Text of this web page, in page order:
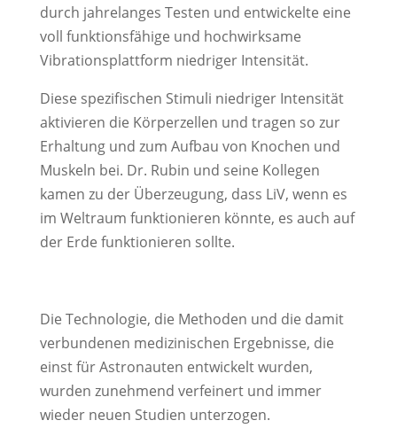
durch jahrelanges Testen und entwickelte eine
voll funktionsfähige und hochwirksame
Vibrationsplattform niedriger Intensität.
Diese spezifischen Stimuli niedriger Intensität
aktivieren die Körperzellen und tragen so zur
Erhaltung und zum Aufbau von Knochen und
Muskeln bei. Dr. Rubin und seine Kollegen
kamen zu der Überzeugung, dass LiV, wenn es
im Weltraum funktionieren könnte, es auch auf
der Erde funktionieren sollte.
Die Technologie, die Methoden und die damit
verbundenen medizinischen Ergebnisse, die
einst für Astronauten entwickelt wurden,
wurden zunehmend verfeinert und immer
wieder neuen Studien unterzogen.